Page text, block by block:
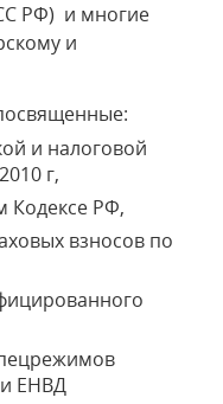
РФ) и многие
и
и налоговой
г,
Кодексе РФ,
взносов по
ЕНВД